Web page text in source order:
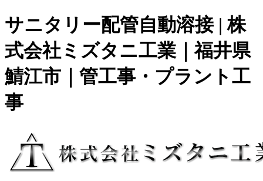
サニタリー配管自動溶接 | 株
式会社ミズタニ工業｜福井県
鯖江市｜管工事・プラント工
事